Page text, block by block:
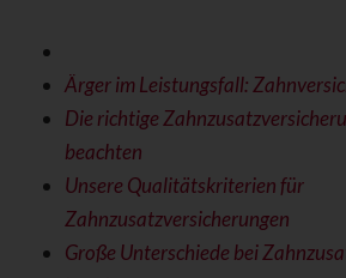
Ärger im Leistungsfall:
Die richtige
beachten
Unsere Qualitätskriterien für
Zahnzusatzversicherungen
Große Unterschiede bei